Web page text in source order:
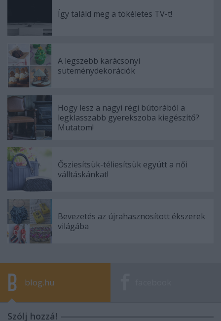
Így találd meg a tökéletes TV-t!
A legszebb karácsonyi
süteménydekorációk
Hogy lesz a nagyi régi bútorából a
legklasszabb gyerekszoba kiegészítő?
Mutatom!
Ősziesítsük-téliesítsük együtt a női
válltáskánkat!
Bevezetés az újrahasznosított ékszerek
világába
blog.hu
Szólj hozzá!